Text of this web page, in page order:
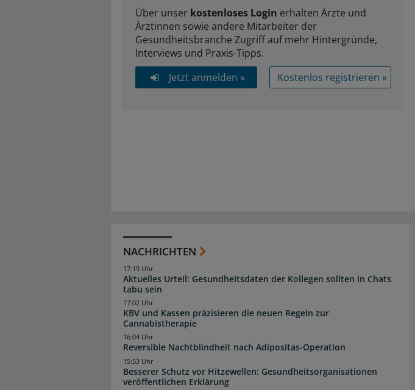
Über unser kostenloses Login erhalten Ärzte und
Ärztinnen sowie andere Mitarbeiter der
Gesundheitsbranche Zugriff auf mehr Hintergründe,
Interviews und Praxis-Tipps.
Jetzt anmelden »
Kostenlos registrieren »
NACHRICHTEN
Aktuelles Urteil: Gesundheitsdaten der Kollegen sollten in Chats
tabu sein
17:19 Uhr
KBV und Kassen präzisieren die neuen Regeln zur
Cannabistherapie
17:02 Uhr
Reversible Nachtblindheit nach Adipositas-Operation
16:04 Uhr
Besserer Schutz vor Hitzewellen: Gesundheitsorganisationen
veröffentlichen Erklärung
15:53 Uhr